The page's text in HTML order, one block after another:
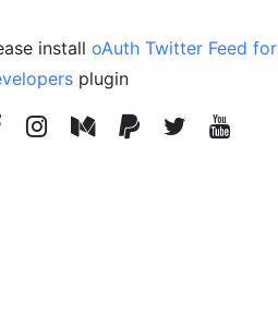
install oAuth Twitter Feed for
plugin